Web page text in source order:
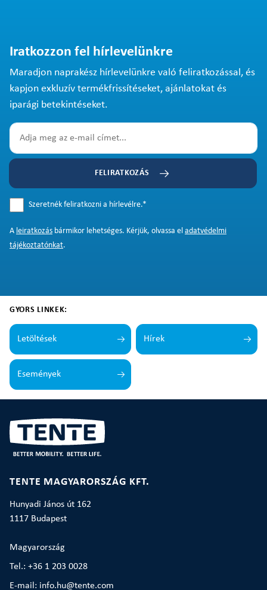
Iratkozzon fel hírlevelünkre
Maradjon naprakész hírlevelünkre való feliratkozással, és
kapjon exkluzív termékfrissítéseket, ajánlatokat és
iparági betekintéseket.
FELIRATKOZÁS
Szeretnék feliratkozni a hírlevélre.*
A leiratkozás bármikor lehetséges. Kérjük, olvassa el adatvédelmi
tájékoztatónkat.
GYORS LINKEK:
Letöltések Hírek
Események
TENTE MAGYARORSZÁG KFT.
Hunyadi János út 162
1117 Budapest
Magyarország
Tel.: +36 1 203 0028
E-mail: info.hu@tente.com